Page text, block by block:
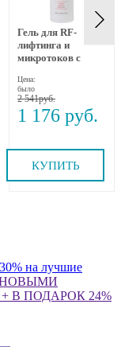
Гель для RF-
лифтинга и
микротоков с
пептидами и
бакучиолом 250
мл Beauty Style
Цена:
было
2 541
1 176
КУПИТЬ
на лучшие
В ПОДАРОК 24%